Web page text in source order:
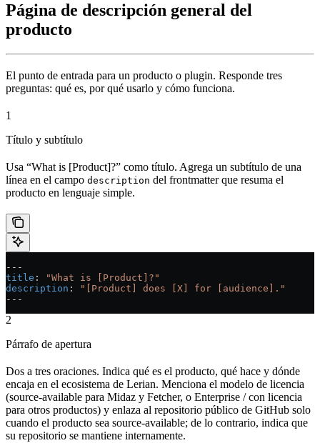
Página de descripción general del
producto
El punto de entrada para un producto o plugin. Responde tres
preguntas: qué es, por qué usarlo y cómo funciona.
1
Título y subtítulo
Usa “What is [Product]?” como título. Agrega un subtítulo de una
línea en el campo description del frontmatter que resuma el
producto en lenguaje simple.
---
title :
"What is [Product]?"
description :
"[Product] does [X] for [audience]."
---
2
Párrafo de apertura
Dos a tres oraciones. Indica qué es el producto, qué hace y dónde
encaja en el ecosistema de Lerian. Menciona el modelo de licencia
(source-available para Midaz y Fetcher, o Enterprise / con licencia
para otros productos) y enlaza al repositorio público de GitHub solo
cuando el producto sea source-available; de lo contrario, indica que
su repositorio se mantiene internamente.